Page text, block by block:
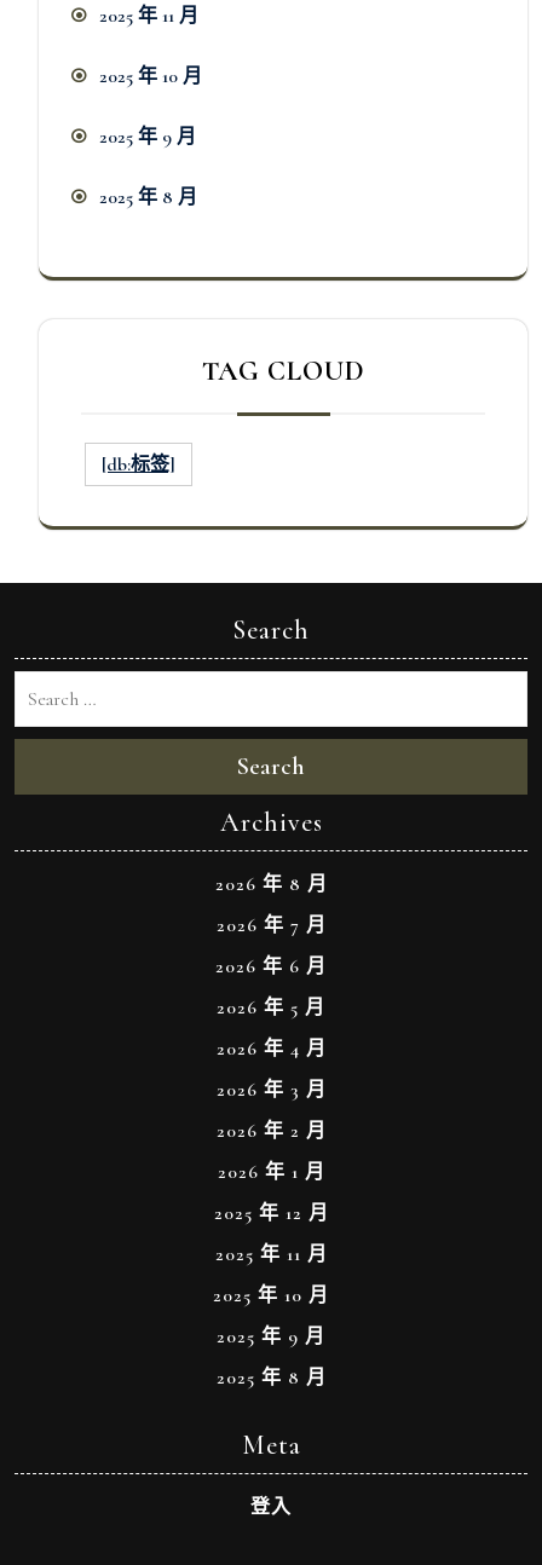
2025 年 11 月
2025 年 10 月
2025 年 9 月
2025 年 8 月
TAG CLOUD
[db:标签]
Search
Search
Archives
2026 年 8 月
2026 年 7 月
2026 年 6 月
2026 年 5 月
2026 年 4 月
2026 年 3 月
2026 年 2 月
2026 年 1 月
2025 年 12 月
2025 年 11 月
2025 年 10 月
2025 年 9 月
2025 年 8 月
Meta
登入